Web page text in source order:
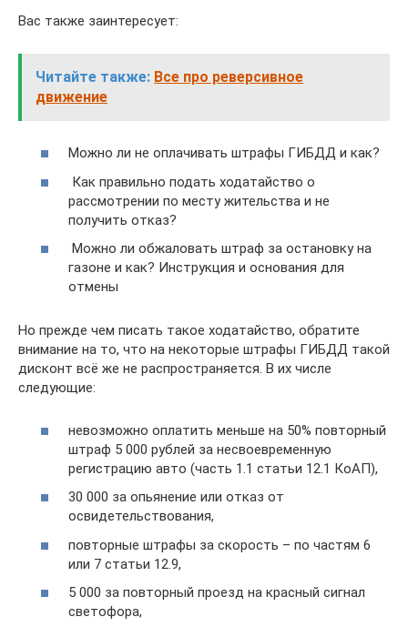
Вас также заинтересует:
Читайте также: Все про реверсивное
движение
Можно ли не оплачивать штрафы ГИБДД и как?
Как правильно подать ходатайство о
рассмотрении по месту жительства и не
получить отказ?
Можно ли обжаловать штраф за остановку на
газоне и как? Инструкция и основания для
отмены
Но прежде чем писать такое ходатайство, обратите
внимание на то, что на некоторые штрафы ГИБДД такой
дисконт всё же не распространяется. В их числе
следующие:
невозможно оплатить меньше на 50% повторный
штраф 5 000 рублей за несвоевременную
регистрацию авто (часть 1.1 статьи 12.1 КоАП),
30 000 за опьянение или отказ от
освидетельствования,
повторные штрафы за скорость – по частям 6
или 7 статьи 12.9,
5 000 за повторный проезд на красный сигнал
светофора,